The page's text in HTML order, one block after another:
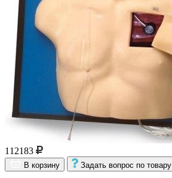
112183
В корзину Задать вопрос по товару